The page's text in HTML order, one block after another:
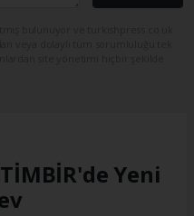
Yeni